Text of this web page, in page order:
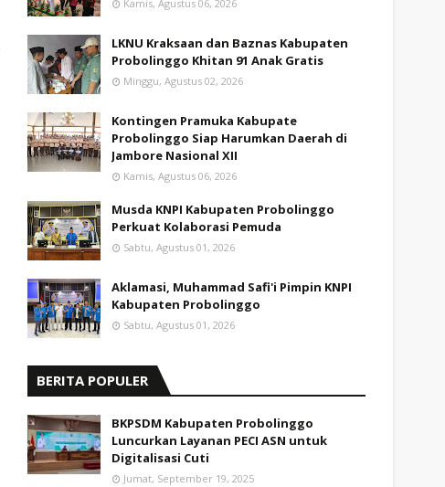
Kamis, Agustus 06, 2026
LKNU Kraksaan dan Baznas Kabupaten
Probolinggo Khitan 91 Anak Gratis
Minggu, Agustus 02, 2026
Kontingen Pramuka Kabupate
Probolinggo Siap Harumkan Daerah di
Jambore Nasional XII
Kamis, Agustus 06, 2026
Musda KNPI Kabupaten Probolinggo
Perkuat Kolaborasi Pemuda
Sabtu, Agustus 01, 2026
Aklamasi, Muhammad Safi'i Pimpin KNPI
Kabupaten Probolinggo
Sabtu, Agustus 01, 2026
BERITA POPULER
BKPSDM Kabupaten Probolinggo
Luncurkan Layanan PECI ASN untuk
Digitalisasi Cuti
Jumat, September 19, 2025